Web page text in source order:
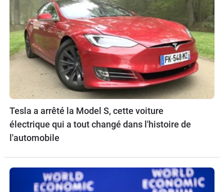
Tesla a arrêté la Model S, cette voiture
électrique qui a tout changé dans l'histoire de
l'automobile